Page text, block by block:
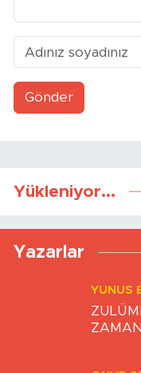
Gönder
Yükleniyor...
Yazarlar
YUNUS
ZAMAN